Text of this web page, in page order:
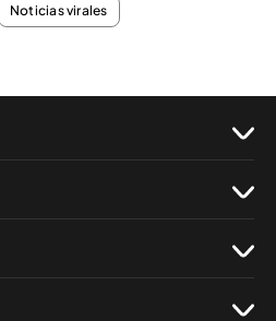
Noticias virales